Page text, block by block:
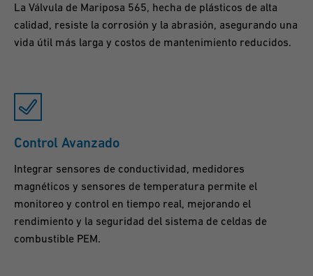
La Válvula de Mariposa 565, hecha de plásticos de alta
calidad, resiste la corrosión y la abrasión, asegurando una
vida útil más larga y costos de mantenimiento reducidos.
Control Avanzado
Integrar sensores de conductividad, medidores
magnéticos y sensores de temperatura permite el
monitoreo y control en tiempo real, mejorando el
rendimiento y la seguridad del sistema de celdas de
combustible PEM.